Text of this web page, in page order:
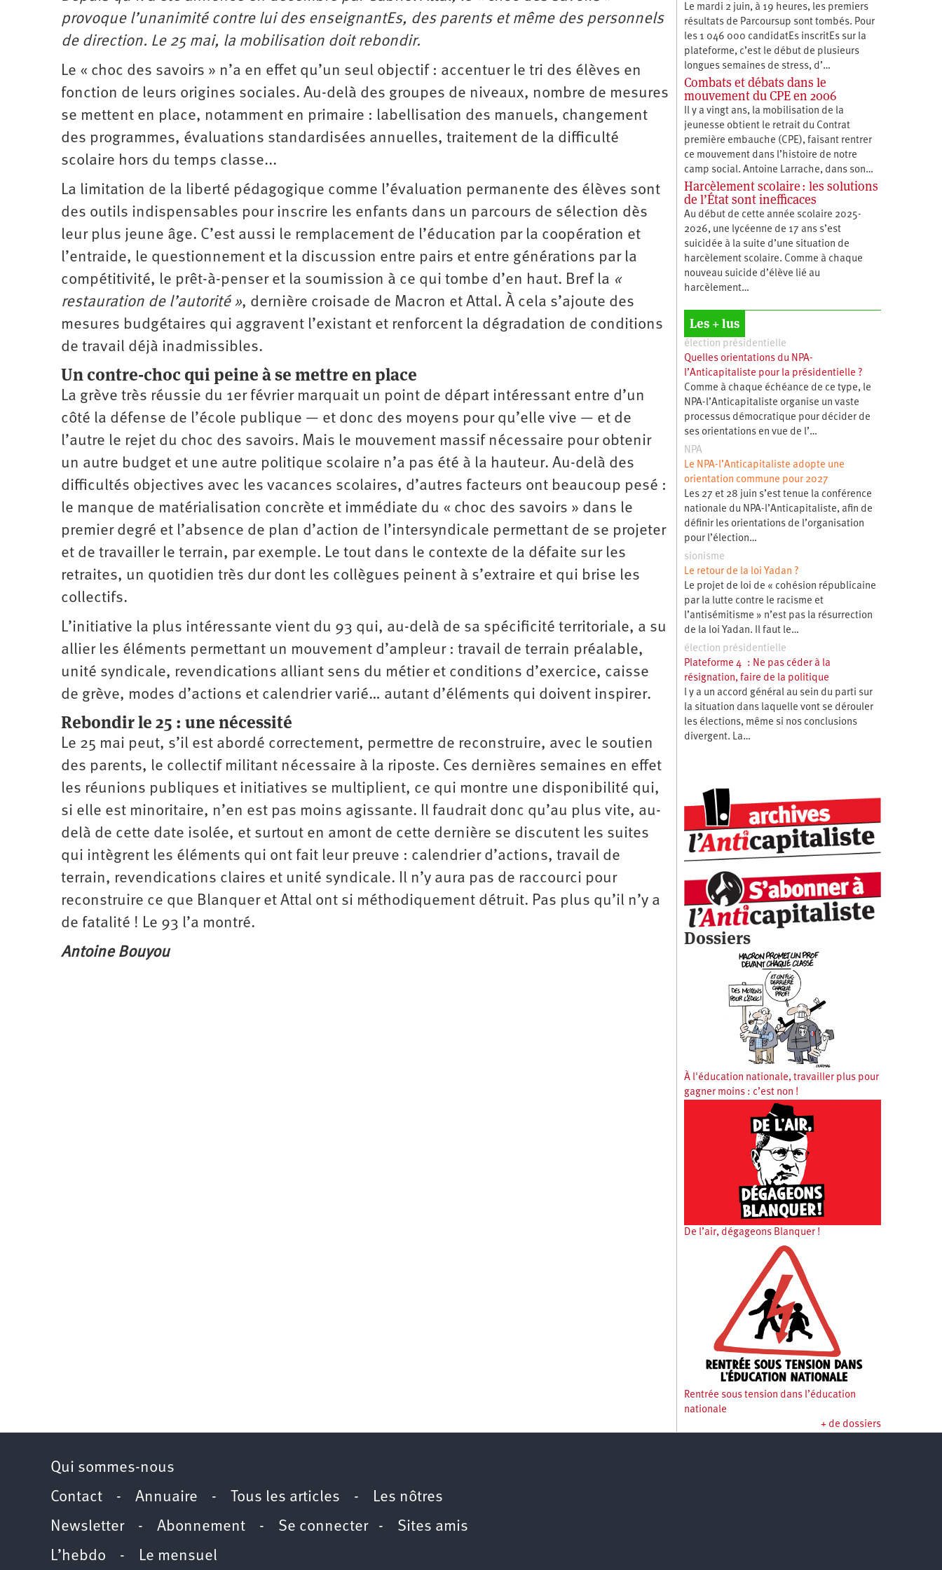
provoque l’unanimité contre lui des enseignantEs, des parents et même des personnels
de direction. Le 25 mai, la mobilisation doit rebondir.
Le « choc des savoirs » n’a en effet qu’un seul objectif : accentuer le tri des élèves en
fonction de leurs origines sociales. Au-delà des groupes de niveaux, nombre de mesures
se mettent en place, notamment en primaire : labellisation des manuels, changement
des programmes, évaluations standardisées annuelles, traitement de la difficulté
scolaire hors du temps classe...
La limitation de la liberté pédagogique comme l’évaluation permanente des élèves sont
des outils indispensables pour inscrire les enfants dans un parcours de sélection dès
leur plus jeune âge. C’est aussi le remplacement de l’éducation par la coopération et
l’entraide, le questionnement et la discussion entre pairs et entre générations par la
compétitivité, le prêt-à-penser et la soumission à ce qui tombe d’en haut. Bref la «
restauration de l’autorité », dernière croisade de Macron et Attal. À cela s’ajoute des
mesures budgétaires qui aggravent l’existant et renforcent la dégradation de conditions
de travail déjà inadmissibles.
Un contre-choc qui peine à se mettre en place
La grève très réussie du 1er février marquait un point de départ intéressant entre d’un
côté la défense de l’école publique — et donc des moyens pour qu’elle vive — et de
l’autre le rejet du choc des savoirs. Mais le mouvement massif nécessaire pour obtenir
un autre budget et une autre politique scolaire n’a pas été à la hauteur. Au-delà des
difficultés objectives avec les vacances scolaires, d’autres facteurs ont beaucoup pesé :
le manque de matérialisation concrète et immédiate du « choc des savoirs » dans le
premier degré et l’absence de plan d’action de l’intersyndicale permettant de se projeter
et de travailler le terrain, par exemple. Le tout dans le contexte de la défaite sur les
retraites, un quotidien très dur dont les collègues peinent à s’extraire et qui brise les
collectifs.
L’initiative la plus intéressante vient du 93 qui, au-delà de sa spécificité territoriale, a su
allier les éléments permettant un mouvement d’ampleur : travail de terrain préalable,
unité syndicale, revendications alliant sens du métier et conditions d’exercice, caisse
de grève, modes d’actions et calendrier varié… autant d’éléments qui doivent inspirer.
Rebondir le 25 : une nécessité
Le 25 mai peut, s’il est abordé correctement, permettre de reconstruire, avec le soutien
des parents, le collectif militant nécessaire à la riposte. Ces dernières semaines en effet
les réunions publiques et initiatives se multiplient, ce qui montre une disponibilité qui,
si elle est minoritaire, n’en est pas moins agissante. Il faudrait donc qu’au plus vite, au-
delà de cette date isolée, et surtout en amont de cette dernière se discutent les suites
qui intègrent les éléments qui ont fait leur preuve : calendrier d’actions, travail de
terrain, revendications claires et unité syndicale. Il n’y aura pas de raccourci pour
reconstruire ce que Blanquer et Attal ont si méthodiquement détruit. Pas plus qu’il n’y a
de fatalité ! Le 93 l’a montré.
Antoine Bouyou
Le mardi 2 juin, à 19 heures, les premiers
résultats de Parcoursup sont tombés. Pour
les 1 046 000 candidatEs inscritEs sur la
plateforme, c’est le début de plusieurs
longues semaines de stress, d’…
Combats et débats dans le
mouvement du CPE en 2006
Il y a vingt ans, la mobilisation de la
jeunesse obtient le retrait du Contrat
première embauche (CPE), faisant rentrer
ce mouvement dans l’histoire de notre
camp social. Antoine Larrache, dans son…
Harcèlement scolaire : les solutions
de l’État sont inefficaces
Au début de cette année scolaire 2025-
2026, une lycéenne de 17 ans s’est
suicidée à la suite d’une situation de
harcèlement scolaire. Comme à chaque
nouveau suicide d’élève lié au
harcèlement…
Les + lus
élection présidentielle
Quelles orientations du NPA-
l’Anticapitaliste pour la présidentielle ?
Comme à chaque échéance de ce type, le
NPA-l’Anticapitaliste organise un vaste
processus démocratique pour décider de
ses orientations en vue de l’…
NPA
Le NPA-l’Anticapitaliste adopte une
orientation commune pour 2027
Les 27 et 28 juin s’est tenue la conférence
nationale du NPA-l’Anticapitaliste, afin de
définir les orientations de l’organisation
pour l’élection…
sionisme
Le retour de la loi Yadan ?
Le projet de loi de « cohésion républicaine
par la lutte contre le racisme et
l’antisémitisme » n’est pas la résurrection
de la loi Yadan. Il faut le…
élection présidentielle
Plateforme 4 : Ne pas céder à la
résignation, faire de la politique
l y a un accord général au sein du parti sur
la situation dans laquelle vont se dérouler
les élections, même si nos conclusions
divergent. La…
Dossiers
À l'éducation nationale, travailler plus pour
gagner moins : c’est non !
De l’air, dégageons Blanquer !
Rentrée sous tension dans l’éducation
nationale
+ de dossiers
Qui sommes-nous
Contact - Annuaire - Tous les articles - Les nôtres
Newsletter- Abonnement - Se connecter- Sites amis
L’hebdo - Le mensuel